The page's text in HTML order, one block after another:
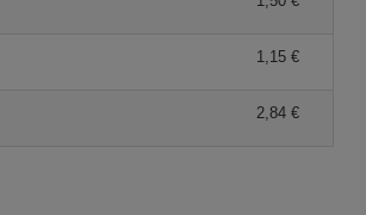
1,15 €
2,84 €